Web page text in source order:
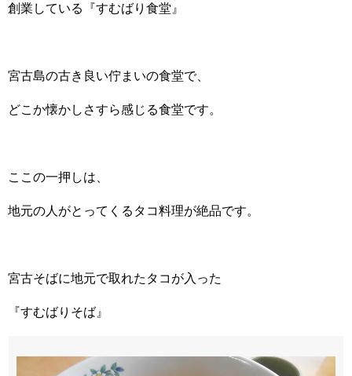
創業している『すむばり食堂』
宮古島の古き良い佇まいの食堂で、
どこか懐かしさすら感じる食堂です。
ここの一押しは、
地元の人がとってくるタコ料理が絶品です。
宮古そばに地元で取れたタコが入った
『すむばりそば』